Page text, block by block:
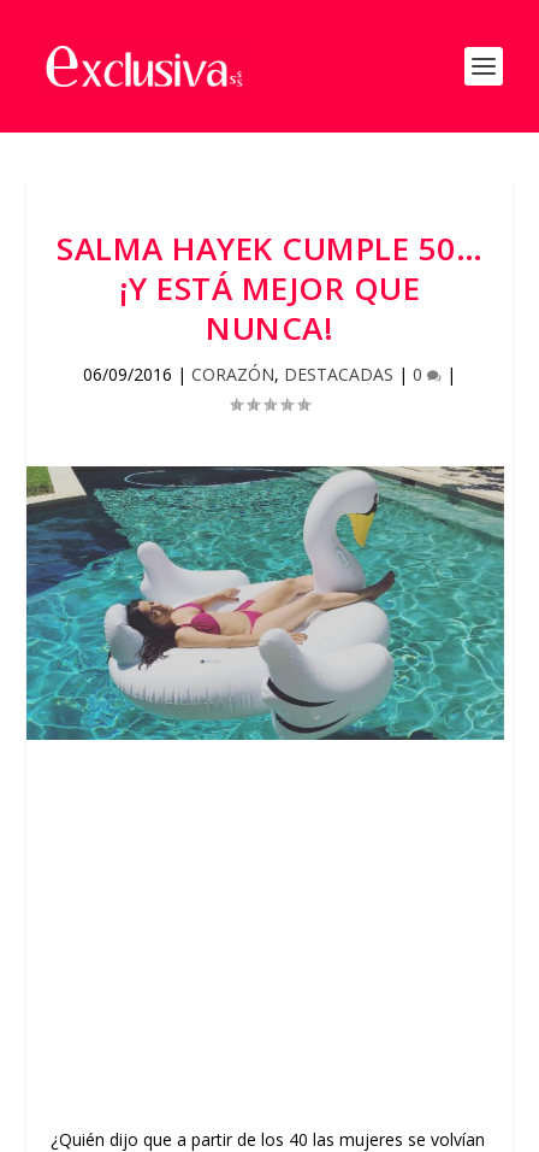
SALMA HAYEK CUMPLE 50…
¡Y ESTÁ MEJOR QUE
NUNCA!
06/09/2016 | CORAZÓN, DESTACADAS | 0 |
¿Quién dijo que a partir de los 40 las mujeres se volvían